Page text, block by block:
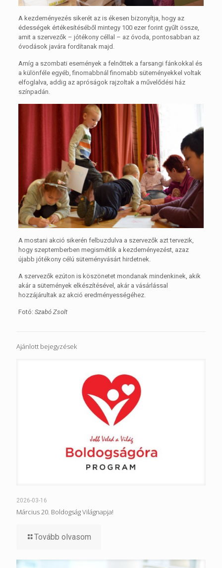
A kezdeményezés sikerét az is ékesen bizonyítja, hogy az
édességek értékesítéséből mintegy 100 ezer forint gyűlt össze,
amit a szervezők – jótékony céllal – az óvoda, pontosabban az
óvodások javára fordítanak majd.
Amíg a szombati események a felnőttek a farsangi fánkokkal és
a különféle egyéb, finomabbnál finomabb süteményekkel voltak
elfoglalva, addig az apróságok rajzoltak a művelődési ház
színpadán.
A mostani akció sikerén felbuzdulva a szervezők azt tervezik,
hogy szeptemberben megismétlik a kezdeményezést, azaz
újabb jótékony célú süteményvásárt hirdetnek.
A szervezők ezúton is köszönetet mondanak mindenkinek, akik
akár a sütemények elkészítésével, akár a vásárlással
hozzájárultak az akció eredményességéhez.
Fotó: Szabó Zsolt
Ajánlott bejegyzések
2026-03-16
Március 20. Boldogság Világnapja!
Tovább olvasom